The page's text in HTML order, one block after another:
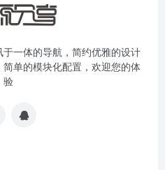
一体的导航，简约优雅的设计
单的模块化配置，欢迎您的体
验